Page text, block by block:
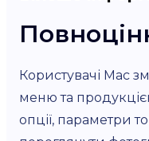
Користувачі Mac
меню та
опції, параметри